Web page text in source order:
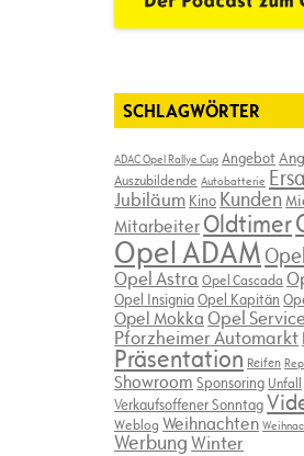
SCHLAGWÖRTER
ADAC Opel Rallye Cup Angebot
Auszubildende Autobatterie
Jubiläum Kino Kunden
Mitarbeiter Oldtimer
Opel ADAM
Opel Astra Opel Cascada
Opel InsigniaOpel Kapitän
Opel Mokka Opel
Pforzheimer Automarkt
Präsentation Reifen
Showroom Sponsoring Unfall
Verkaufsoffener Sonntag
Weblog Weihnachten
WerbungWinter